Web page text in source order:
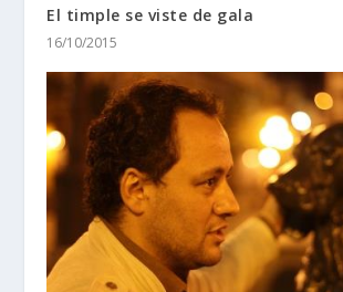
El timple se viste de gala
16/10/2015